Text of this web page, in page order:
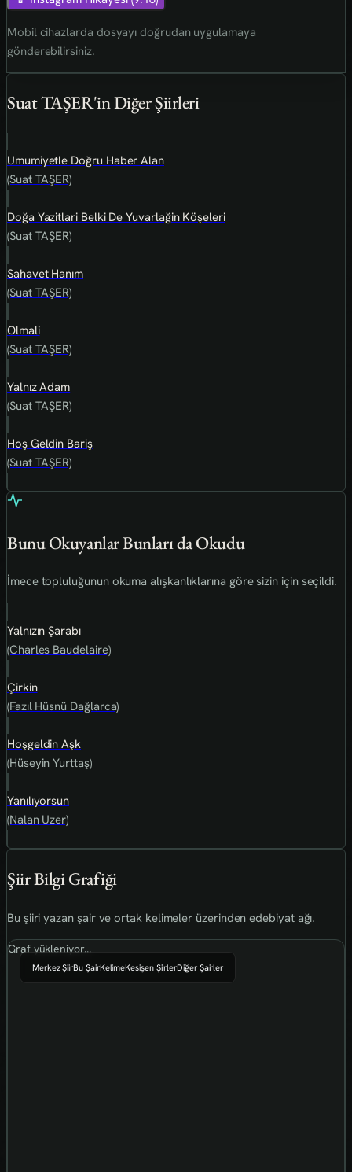
Mobil cihazlarda dosyayı doğrudan uygulamaya
gönderebilirsiniz.
Suat TAŞER'in Diğer Şiirleri
Umumiyetle Doğru Haber Alan
(Suat TAŞER)
Doğa Yazitlari Belki De Yuvarlağin Köşeleri
(Suat TAŞER)
Sahavet Hanım
(Suat TAŞER)
Olmali
(Suat TAŞER)
Yalnız Adam
(Suat TAŞER)
Hoş Geldin Bariş
(Suat TAŞER)
Bunu Okuyanlar Bunları da Okudu
İmece topluluğunun okuma alışkanlıklarına göre sizin için seçildi.
Yalnızın Şarabı
(Charles Baudelaire)
Çirkin
(Fazıl Hüsnü Dağlarca)
Hoşgeldin Aşk
(Hüseyin Yurttaş)
Yanılıyorsun
(Nalan Uzer)
Şiir Bilgi Grafiği
Bu şiiri yazan şair ve ortak kelimeler üzerinden edebiyat ağı.
Merkez ŞiirBu ŞairKelimeKesişen ŞiirlerDiğer Şairler
Graf yükleniyor…